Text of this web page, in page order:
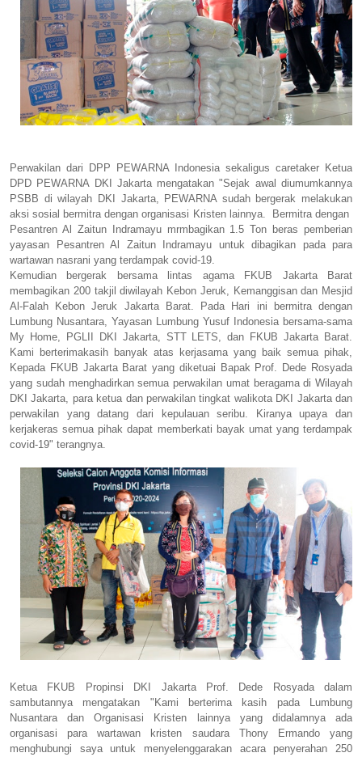
Perwakilan dari DPP PEWARNA Indonesia sekaligus caretaker Ketua
DPD PEWARNA DKI Jakarta mengatakan "Sejak awal diumumkannya
PSBB di wilayah DKI Jakarta, PEWARNA sudah bergerak melakukan
aksi sosial bermitra dengan organisasi Kristen lainnya. Bermitra dengan
Pesantren Al Zaitun Indramayu mrmbagikan 1.5 Ton beras pemberian
yayasan Pesantren Al Zaitun Indramayu untuk dibagikan pada para
wartawan nasrani yang terdampak covid-19.
Kemudian bergerak bersama lintas agama FKUB Jakarta Barat
membagikan 200 takjil diwilayah Kebon Jeruk, Kemanggisan dan Mesjid
Al-Falah Kebon Jeruk Jakarta Barat. Pada Hari ini bermitra dengan
Lumbung Nusantara, Yayasan Lumbung Yusuf Indonesia bersama-sama
My Home, PGLII DKI Jakarta, STT LETS, dan FKUB Jakarta Barat.
Kami berterimakasih banyak atas kerjasama yang baik semua pihak,
Kepada FKUB Jakarta Barat yang diketuai Bapak Prof. Dede Rosyada
yang sudah menghadirkan semua perwakilan umat beragama di Wilayah
DKI Jakarta, para ketua dan perwakilan tingkat walikota DKI Jakarta dan
perwakilan yang datang dari kepulauan seribu. Kiranya upaya dan
kerjakeras semua pihak dapat memberkati bayak umat yang terdampak
covid-19" terangnya.
Ketua FKUB Propinsi DKI Jakarta Prof. Dede Rosyada dalam
sambutannya mengatakan "Kami berterima kasih pada Lumbung
Nusantara dan Organisasi Kristen lainnya yang didalamnya ada
organisasi para wartawan kristen saudara Thony Ermando yang
menghubungi saya untuk menyelenggarakan acara penyerahan 250